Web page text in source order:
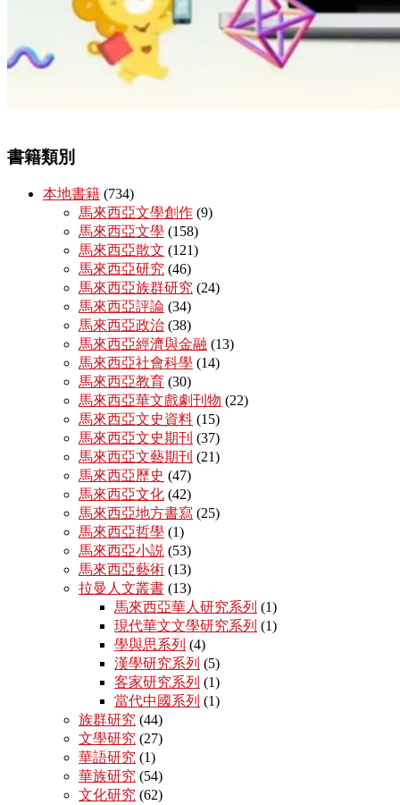
書籍類別
本地書籍 (734)
馬來西亞文學創作 (9)
馬來西亞文學 (158)
馬來西亞散文 (121)
馬來西亞研究 (46)
馬來西亞族群研究 (24)
馬來西亞評論 (34)
馬來西亞政治 (38)
馬來西亞經濟與金融 (13)
馬來西亞社會科學 (14)
馬來西亞教育 (30)
馬來西亞華文戲劇刊物 (22)
馬來西亞文史資料 (15)
馬來西亞文史期刊 (37)
馬來西亞文藝期刊 (21)
馬來西亞歷史 (47)
馬來西亞文化 (42)
馬來西亞地方書寫 (25)
馬來西亞哲學 (1)
馬來西亞小説 (53)
馬來西亞藝術 (13)
拉曼人文叢書 (13)
馬來西亞華人研究系列 (1)
現代華文文學研究系列 (1)
學與思系列 (4)
漢學研究系列 (5)
客家研究系列 (1)
當代中國系列 (1)
族群研究 (44)
文學研究 (27)
華語研究 (1)
華族研究 (54)
文化研究 (62)